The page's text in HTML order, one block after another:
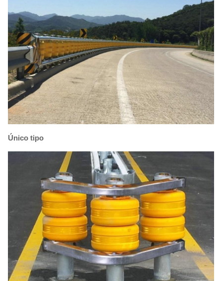
Único tipo